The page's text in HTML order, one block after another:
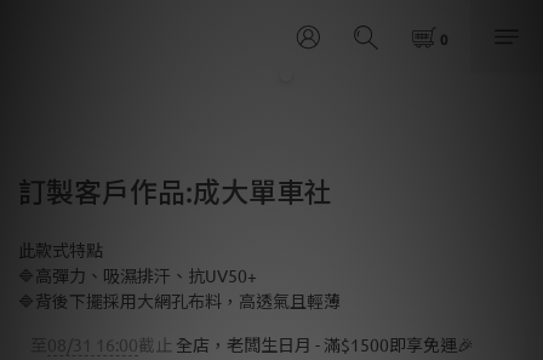
訂製客戶作品:成大單車社
此款式特點
🔷高彈力、吸濕排汗、抗UV50+
🔷背後下擺採用大網孔布料，高透氣且輕薄
08/31 16:00截止 全店，老闆生日月 - 滿$1500即享免運🎉